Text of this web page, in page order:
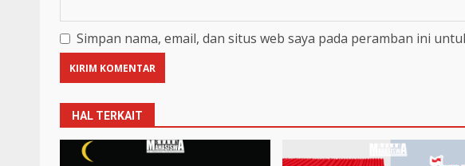
Simpan nama, email, dan situs web saya pada peramban ini
HAL TERKAIT